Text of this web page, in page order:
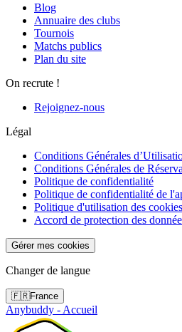
Blog
Annuaire des clubs
Tournois
Matchs publics
Plan du site
On recrute !
Rejoignez-nous
Légal
Conditions Générales
Conditions Générales de
Politique de confidentialité
Politique de confidentialité de
Politique d'utilisation des cookies
Accord de protection des
Gérer mes cookies
Changer de langue
🇫🇷France
Anybuddy - Accueil